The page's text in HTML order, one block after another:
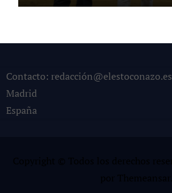
Contacto: redacción@elestoconazo.es
Madrid
España